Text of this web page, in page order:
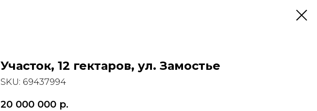
Участок, 12 гектаров, ул. Замостье
SKU: 69437994
20 000 000 р.